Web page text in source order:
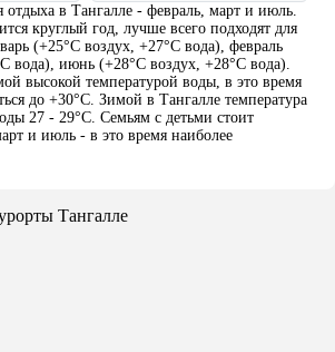
отдыха в Тангалле - февраль, март и июль.
круглый год, лучше всего подходят для
(+25°C воздух, +27°C вода), февраль
вода), июнь (+28°C воздух, +28°C вода).
высокой температурой воды, в это время
до +30°C. Зимой в Тангалле температура
27 - 29°C. Семьям с детьми стоит
и июль - в это время наиболее
Тангалле